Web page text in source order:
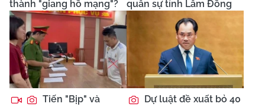
thành "giang hồ mạng"? quân sự tỉnh Lâm Đồng
Tiến "Bịp" và
Dự luật đề xuất bỏ 40